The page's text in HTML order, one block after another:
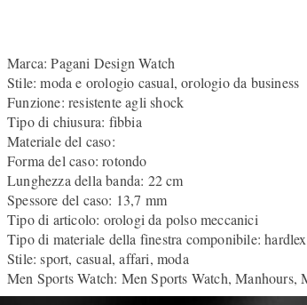
Marca: Pagani Design Watch
Stile: moda e orologio casual, orologio da business
Funzione: resistente agli shock
Tipo di chiusura: fibbia
Materiale del caso:
Forma del caso: rotondo
Lunghezza della banda: 22 cm
Spessore del caso: 13,7 mm
Tipo di articolo: orologi da polso meccanici
Tipo di materiale della finestra componibile: hardlex
Stile: sport, casual, affari, moda
Men Sports Watch: Men Sports Watch, Manhours,